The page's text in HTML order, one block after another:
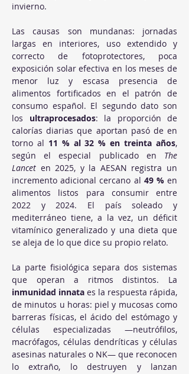
invierno.
Las causas son mundanas: jornadas
largas en interiores, uso extendido y
correcto de fotoprotectores, poca
exposición solar efectiva en los meses de
menor luz y escasa presencia de
alimentos fortificados en el patrón de
consumo español. El segundo dato son
los ultraprocesados: la proporción de
calorías diarias que aportan pasó de en
torno al 11 % al 32 % en treinta años,
según el especial publicado en The
Lancet en 2025, y la AESAN registra un
incremento adicional cercano al 49 % en
alimentos listos para consumir entre
2022 y 2024. El país soleado y
mediterráneo tiene, a la vez, un déficit
vitamínico generalizado y una dieta que
se aleja de lo que dice su propio relato.
La parte fisiológica separa dos sistemas
inmunidad innata es la respuesta rápida,
de minutos u horas: piel y mucosas como
barreras físicas, el ácido del estómago y
células especializadas —neutrófilos,
macrófagos, células dendríticas y células
asesinas naturales o NK— que reconocen
lo extraño, lo destruyen y lanzan